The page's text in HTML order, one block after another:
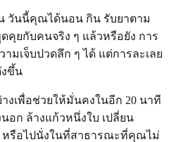
วันนี้คุณได้นอน กิน รับยาตาม
คุยกับคนจริง ๆ แล้วหรือยัง การ
มเจ็บปวดลึก ๆ ได้ แต่การละเลย
งขึ้น
งเพื่อช่วยให้มั่นคงในอีก 20 นาที
อก ล้างแก้วหนึ่งใบ เปลี่ยน
หรือไปนั่งในที่สาธารณะที่คุณไม่